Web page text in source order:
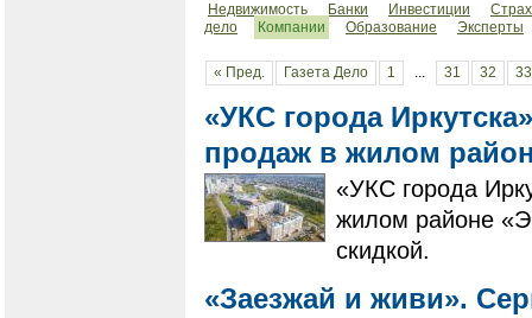
Недвижимость Банки Инвестиции
дело
Компании Образование Эксперты
« Пред. Газета Дело 1 ... 31 32 33
«УКС города
продаж в жилом
«УКС города
жилом районе
скидкой.
«Заезжай и живи».